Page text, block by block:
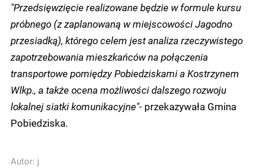
"Przedsięwzięcie realizowane będzie w formule kursu
próbnego (z zaplanowaną w miejscowości Jagodno
przesiadką), którego celem jest analiza rzeczywistego
zapotrzebowania mieszkańców na połączenia
transportowe pomiędzy Pobiedziskami a Kostrzynem
Wlkp., a także ocena możliwości dalszego rozwoju
lokalnej siatki komunikacyjne"- przekazywała Gmina
Pobiedziska.
Autor: j